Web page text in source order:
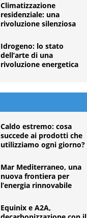
Climatizzazione
residenziale: una
rivoluzione silenziosa
Idrogeno: lo stato
dell’arte di una
rivoluzione energetica
Caldo estremo: cosa
succede ai prodotti che
utilizziamo ogni giorno?
Mar Mediterraneo, una
nuova frontiera per
l’energia rinnovabile
Equinix e A2A,